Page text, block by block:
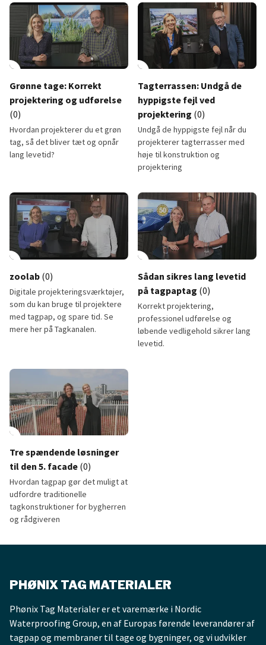
Grønne tage: Korrekt
projektering og udførelse
(0)
Hvordan projekterer du et grøn
tag, så det bliver tæt og opnår
lang levetid?
Grønne tage: Korrekt projektering og udførelse
play_circle
17:28
Tagterrassen: Undgå de
hyppigste fejl ved
projektering (0)
Undgå de hyppigste fejl når du
projekterer tagterrasser med
høje til konstruktion og
projektering
Tagterrassen: Undgå de
zoolab (0)
Digitale projekteringsværktøjer,
som du kan bruge til projektere
med tagpap, og spare tid. Se
mere her på Tagkanalen.
play_circle
8:47
Sådan sikres lang levetid
på tagpaptag (0)
Korrekt projektering,
professionel udførelse og
løbende vedligehold sikrer lang
levetid.
Tre spændende løsninger
til den 5. facade (0)
Hvordan tagpap gør det muligt at
udfordre traditionelle
tagkonstruktioner for bygherren
og rådgiveren
Tre spændende løsninger til den 5. facade
PHØNIX TAG MATERIALER
Phønix Tag Materialer er et varemærke i Nordic
Waterproofing Group, en af Europas førende leverandører af
tagpap og membraner til tage og bygninger, og vi udvikler